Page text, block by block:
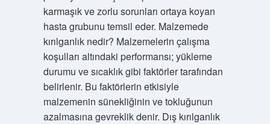
karmaşık ve zorlu sorunları ortaya koyan
hasta grubunu temsil eder. Malzemede
kırılganlık nedir? Malzemelerin çalışma
koşulları altındaki performansı; yükleme
durumu ve sıcaklık gibi faktörler tarafından
belirlenir. Bu faktörlerin etkisiyle
malzemenin sünekliğinin ve tokluğunun
azalmasına gevreklik denir. Dış kırılganlık